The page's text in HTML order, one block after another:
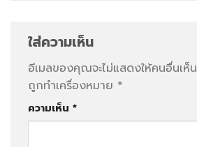
ใส่ความเห็น
อีเมลของคุณจะไม่แสดงให้คนอื่นเห็น
ถูกทำเครื่องหมาย *
ความเห็น *